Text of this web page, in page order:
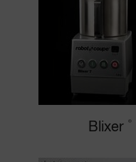
Blixer ®